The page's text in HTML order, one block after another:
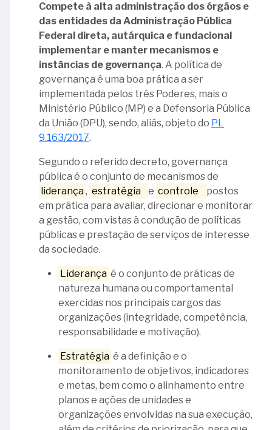
cidadão
Conectividade
da
informação
Relações
com
partes
interessadas
Materialidade
Concisão
Confiabilidade
e
completude
Clareza
Tempestividade
Transparência
integrado
Elaboração
relatório
de gestão
Compete à alta administração dos órgãos e
das entidades da Administração Pública
Federal direta, autárquica e fundacional
implementar e manter mecanismos e
instâncias de governança. A política de
governança é uma boa prática a ser
implementada pelos três Poderes, mais o
Ministério Público (MP) e a Defensoria Pública
da União (DPU), sendo, aliás, objeto do PL
9.163/2017.
Segundo o referido decreto, governança
pública é o conjunto de mecanismos de
liderança, estratégia e controle
postos
em prática para avaliar, direcionar e monitorar
a gestão, com vistas à condução de políticas
públicas e prestação de serviços de interesse
da sociedade.
Liderança é o conjunto de práticas de
natureza humana ou comportamental
exercidas nos principais cargos das
organizações (integridade, competência,
responsabilidade e motivação).
Estratégia é a definição e o
monitoramento de objetivos, indicadores
e metas, bem como o alinhamento entre
planos e ações de unidades e
organizações envolvidas na sua execução,